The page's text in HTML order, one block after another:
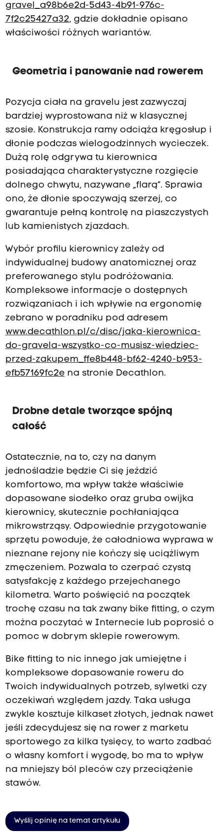
gravel_a98b6e2d-5d43-4b91-976c-
7f2c25427a32, gdzie dokładnie opisano
właściwości różnych wariantów.
Geometria i panowanie nad rowerem
Pozycja ciała na gravelu jest zazwyczaj
bardziej wyprostowana niż w klasycznej
szosie. Konstrukcja ramy odciąża kręgosłup i
dłonie podczas wielogodzinnych wycieczek.
Dużą rolę odgrywa tu kierownica
posiadająca charakterystyczne rozgięcie
dolnego chwytu, nazywane „flarą”. Sprawia
ono, że dłonie spoczywają szerzej, co
gwarantuje pełną kontrolę na piaszczystych
lub kamienistych zjazdach.
Wybór profilu kierownicy zależy od
indywidualnej budowy anatomicznej oraz
preferowanego stylu podróżowania.
Kompleksowe informacje o dostępnych
rozwiązaniach i ich wpływie na ergonomię
zebrano w poradniku pod adresem
www.decathlon.pl/c/disc/jaka-kierownica-
do-gravela-wszystko-co-musisz-wiedziec-
przed-zakupem_ffe8b448-bf62-4240-b953-
efb57169fc2e na stronie Decathlon.
Drobne detale tworzące spójną
całość
Ostatecznie, na to, czy na danym
jednośladzie będzie Ci się jeździć
komfortowo, ma wpływ także właściwie
dopasowane siodełko oraz gruba owijka
kierownicy, skutecznie pochłaniająca
mikrowstrząsy. Odpowiednie przygotowanie
sprzętu powoduje, że całodniowa wyprawa w
nieznane rejony nie kończy się uciążliwym
zmęczeniem. Pozwala to czerpać czystą
satysfakcję z każdego przejechanego
kilometra. Warto poświęcić na początek
trochę czasu na tak zwany bike fitting, o czym
można poczytać w Internecie lub poprosić o
pomoc w dobrym sklepie rowerowym.
Bike fitting to nic innego jak umiejętne i
kompleksowe dopasowanie roweru do
Twoich indywidualnych potrzeb, sylwetki czy
oczekiwań względem jazdy. Taka usługa
zwykle kosztuje kilkaset złotych, jednak nawet
jeśli zdecydujesz się na rower z marketu
sportowego za kilka tysięcy, to warto zadbać
o własny komfort i wygodę, bo ma to wpływ
na mniejszy ból pleców czy przeciążenie
stawów.
t
y
T
w
Wyślij opinię na temat artykułu